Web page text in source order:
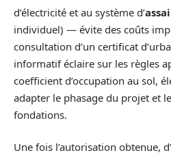
d’électricité et au système d’
individuel) — évite des coûts
consultation d’un certificat
informatif éclaire sur les règles
coefficient d’occupation au sol,
adapter le phasage du projet et
fondations.
Une fois l’autorisation obtenue,